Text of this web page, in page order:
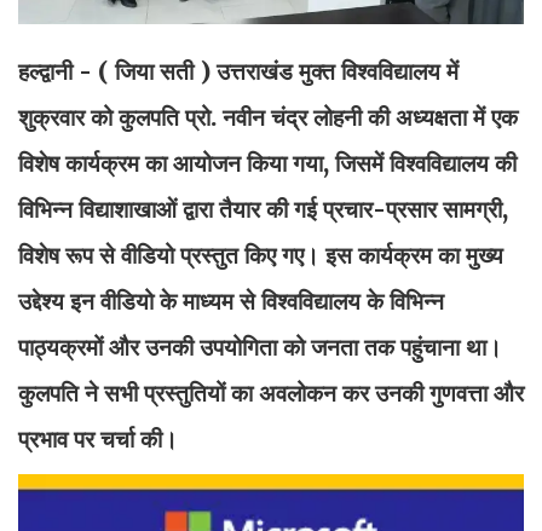
हल्द्वानी - ( जिया सती )उत्तराखंड मुक्त विश्वविद्यालय में
शुक्रवार को कुलपति प्रो. नवीन चंद्र लोहनी की अध्यक्षता में एक
विशेष कार्यक्रम का आयोजन किया गया, जिसमें विश्वविद्यालय की
विभिन्न विद्याशाखाओं द्वारा तैयार की गई प्रचार-प्रसार सामग्री,
विशेष रूप से वीडियो प्रस्तुत किए गए। इस कार्यक्रम का मुख्य
उद्देश्य इन वीडियो के माध्यम से विश्वविद्यालय के विभिन्न
पाठ्यक्रमों और उनकी उपयोगिता को जनता तक पहुंचाना था।
कुलपति ने सभी प्रस्तुतियों का अवलोकन कर उनकी गुणवत्ता और
प्रभाव पर चर्चा की।